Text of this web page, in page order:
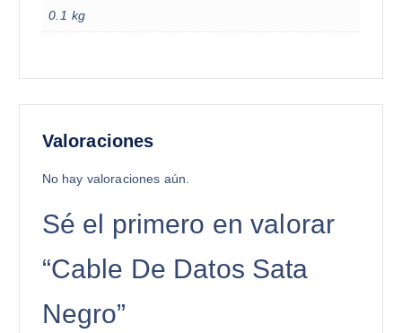
0.1 kg
Valoraciones
No hay valoraciones aún.
Sé el primero en valorar
“Cable De Datos Sata
Negro”